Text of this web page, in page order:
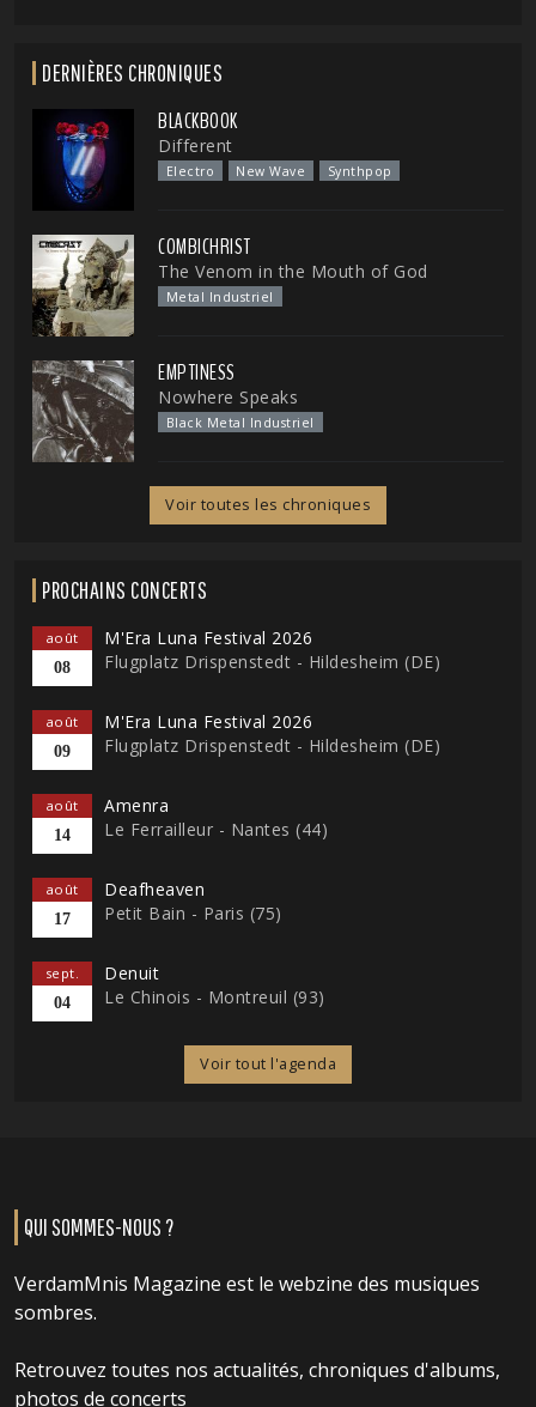
DERNIÈRES CHRONIQUES
BLACKBOOK
Different
Electro New Wave Synthpop
COMBICHRIST
The Venom in the Mouth of God
Metal Industriel
EMPTINESS
Nowhere Speaks
Black Metal Industriel
Voir toutes les chroniques
PROCHAINS CONCERTS
août
08
M'Era Luna Festival 2026
Flugplatz Drispenstedt - Hildesheim (DE)
août
09
M'Era Luna Festival 2026
Flugplatz Drispenstedt - Hildesheim (DE)
août
14
Amenra
Le Ferrailleur - Nantes (44)
août
17
Deafheaven
Petit Bain - Paris (75)
sept.
04
Denuit
Le Chinois - Montreuil (93)
Voir tout l'agenda
QUI SOMMES-NOUS ?
VerdamMnis Magazine est le webzine des musiques
sombres.
Retrouvez toutes nos actualités, chroniques d'albums,
photos de concerts